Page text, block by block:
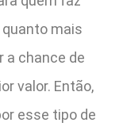
mais
a chance de
valor. Então,
esse tipo de